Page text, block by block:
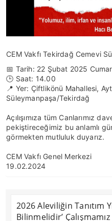
CEM Vakfı Tekirdağ Cemevi
📅 Tarih: 22 Şubat 2025
🕒 Saat: 14.00
📍 Yer: Çiftlikönü Mahallesi,
Süleymanpaşa/Tekirdağ
Açılışımıza tüm Canlarımız
pekiştireceğimiz bu anlamlı
görmekten mutluluk duyarız.
CEM Vakfı Genel Merkezi
19.02.2024
2026 Aleviliğin Tanıtım
Bilinmelidir’